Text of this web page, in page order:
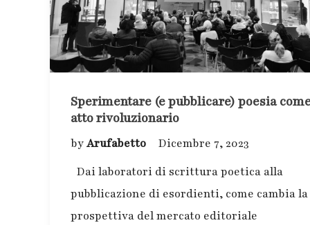
Sperimentare (e pubblicare) poesia
atto rivoluzionario
byArufabetto
Dicembre 7, 2023
Dai laboratori di scrittura poetica alla
pubblicazione di esordienti, come cambia la
prospettiva del mercato editoriale